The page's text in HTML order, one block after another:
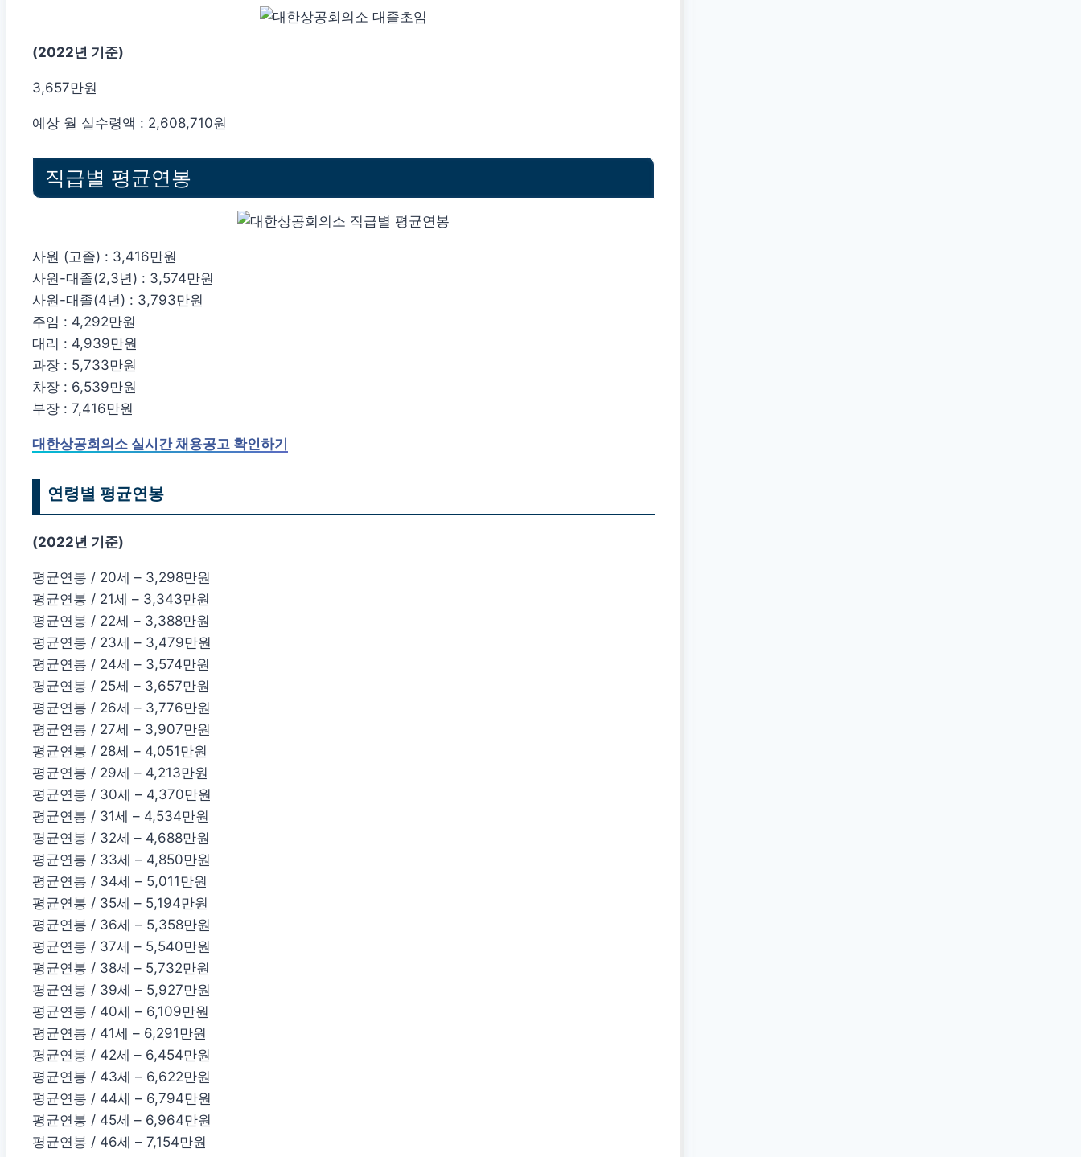
(2022년 기준)
3,657만원
예상 월 실수령액 : 2,608,710원
직급별 평균연봉
사원 (고졸) : 3,416만원
사원-대졸(2,3년) : 3,574만원
사원-대졸(4년) : 3,793만원
주임 : 4,292만원
대리 : 4,939만원
과장 : 5,733만원
차장 : 6,539만원
부장 : 7,416만원
대한상공회의소 실시간 채용공고 확인하기
연령별 평균연봉
(2022년 기준)
평균연봉 / 20세 – 3,298만원
평균연봉 / 21세 – 3,343만원
평균연봉 / 22세 – 3,388만원
평균연봉 / 23세 – 3,479만원
평균연봉 / 24세 – 3,574만원
평균연봉 / 25세 – 3,657만원
평균연봉 / 26세 – 3,776만원
평균연봉 / 27세 – 3,907만원
평균연봉 / 28세 – 4,051만원
평균연봉 / 29세 – 4,213만원
평균연봉 / 30세 – 4,370만원
평균연봉 / 31세 – 4,534만원
평균연봉 / 32세 – 4,688만원
평균연봉 / 33세 – 4,850만원
평균연봉 / 34세 – 5,011만원
평균연봉 / 35세 – 5,194만원
평균연봉 / 36세 – 5,358만원
평균연봉 / 37세 – 5,540만원
평균연봉 / 38세 – 5,732만원
평균연봉 / 39세 – 5,927만원
평균연봉 / 40세 – 6,109만원
평균연봉 / 41세 – 6,291만원
평균연봉 / 42세 – 6,454만원
평균연봉 / 43세 – 6,622만원
평균연봉 / 44세 – 6,794만원
평균연봉 / 45세 – 6,964만원
평균연봉 / 46세 – 7,154만원